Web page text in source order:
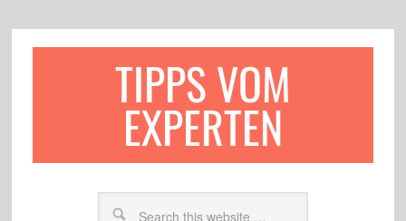
TIPPS VOM
EXPERTEN